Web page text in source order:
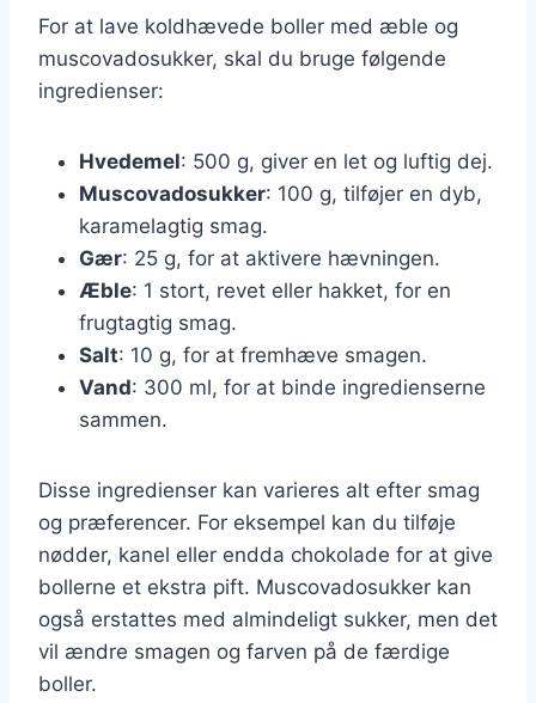
For at lave koldhævede boller med æble og
muscovadosukker, skal du bruge følgende
ingredienser:
Hvedemel: 500 g, giver en let og luftig dej.
Muscovadosukker: 100 g, tilføjer en dyb,
karamelagtig smag.
Gær: 25 g, for at aktivere hævningen.
Æble: 1 stort, revet eller hakket, for en
frugtagtig smag.
Salt: 10 g, for at fremhæve smagen.
Vand: 300 ml, for at binde ingredienserne
sammen.
Disse ingredienser kan varieres alt efter smag
og præferencer. For eksempel kan du tilføje
nødder, kanel eller endda chokolade for at give
bollerne et ekstra pift. Muscovadosukker kan
også erstattes med almindeligt sukker, men det
vil ændre smagen og farven på de færdige
boller.